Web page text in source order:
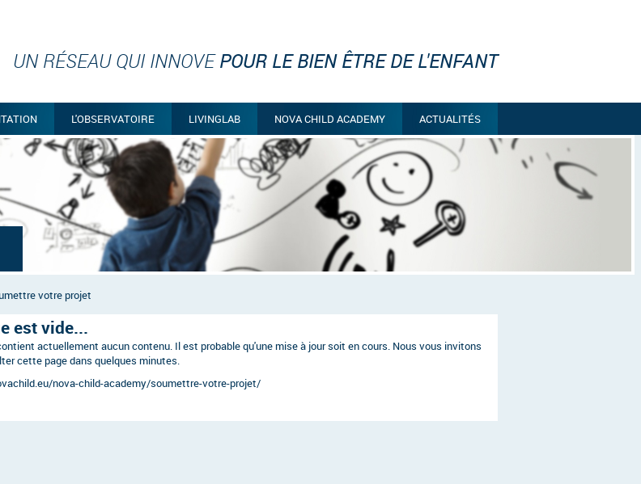
UN RÉSEAU QUI INNOVEPOUR LE BIEN ÊTRE DE L'ENFANT
L'OBSERVATOIRE LIVINGLAB NOVA CHILD ACADEMY ACTUALITÉS
votre projet
est vide...
actuellement aucun contenu. Il est probable qu'une mise à jour soit en cours. Nous vous invitons
cette page dans quelques minutes.
nova-child-academy/soumettre-votre-projet/